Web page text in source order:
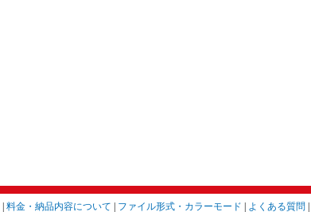
料金・納品内容について ファイル形式・カラーモード よくある質問